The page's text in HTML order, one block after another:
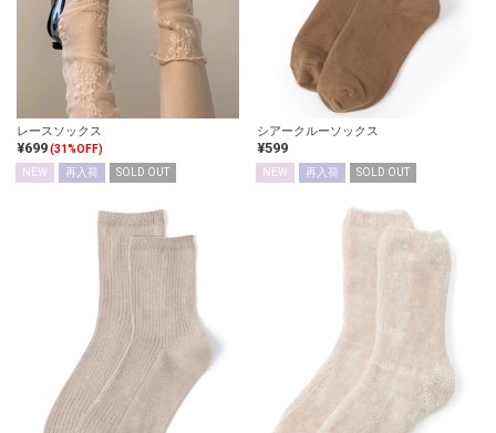
レースソックス
¥699(31%OFF)
NEW
再入荷 SOLD OUT
シアークルーソックス
¥599
NEW 再入荷 SOLD OUT